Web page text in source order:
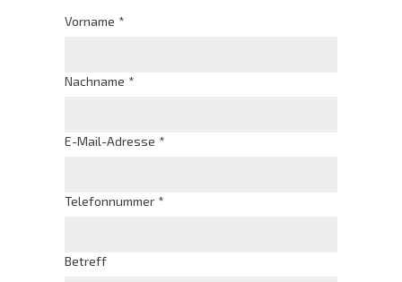
Vorname *
Nachname *
E-Mail-Adresse *
Telefonnummer *
Betreff